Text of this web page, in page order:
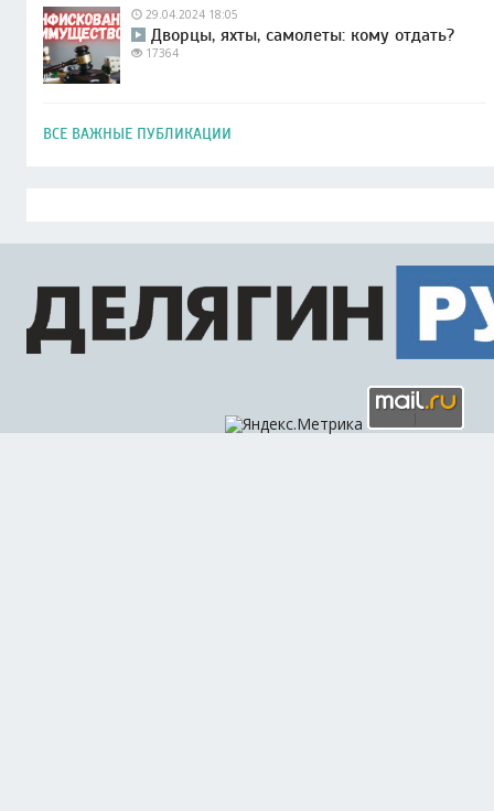
29.04.2024 18:05
Дворцы, яхты, самолеты: кому отдать?
17364
ВСЕ ВАЖНЫЕ ПУБЛИКАЦИИ